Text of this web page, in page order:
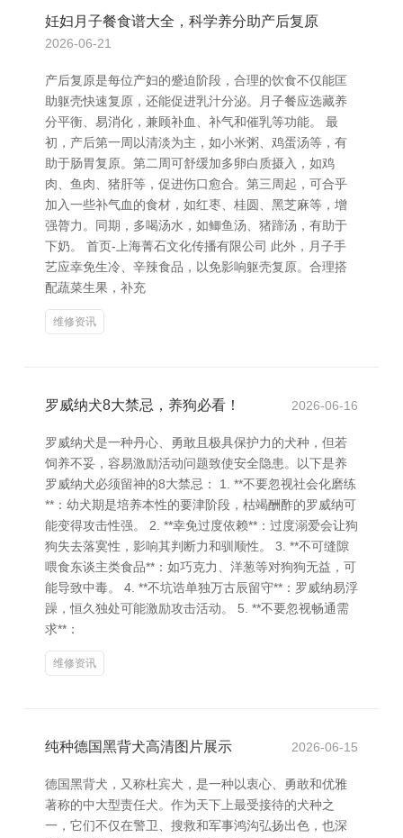
妊妇月子餐食谱大全，科学养分助产后复原
2026-06-21
产后复原是每位产妇的蹙迫阶段，合理的饮食不仅能匡
助躯壳快速复原，还能促进乳汁分泌。月子餐应选藏养
分平衡、易消化，兼顾补血、补气和催乳等功能。 最
初，产后第一周以清淡为主，如小米粥、鸡蛋汤等，有
助于肠胃复原。第二周可舒缓加多卵白质摄入，如鸡
肉、鱼肉、猪肝等，促进伤口愈合。第三周起，可合乎
加入一些补气血的食材，如红枣、桂圆、黑芝麻等，增
强膂力。同期，多喝汤水，如鲫鱼汤、猪蹄汤，有助于
下奶。 首页-上海菁石文化传播有限公司 此外，月子手
艺应幸免生冷、辛辣食品，以免影响躯壳复原。合理搭
配蔬菜生果，补充
维修资讯
罗威纳犬8大禁忌，养狗必看！ 2026-06-16
罗威纳犬是一种丹心、勇敢且极具保护力的犬种，但若
饲养不妥，容易激励活动问题致使安全隐患。以下是养
罗威纳犬必须留神的8大禁忌： 1. **不要忽视社会化磨练
**：幼犬期是培养本性的要津阶段，枯竭酬酢的罗威纳可
能变得攻击性强。 2. **幸免过度依赖**：过度溺爱会让狗
狗失去落寞性，影响其判断力和驯顺性。 3. **不可缝隙
喂食东谈主类食品**：如巧克力、洋葱等对狗狗无益，可
能导致中毒。 4. **不坑诰单独万古辰留守**：罗威纳易浮
躁，恒久独处可能激励攻击活动。 5. **不要忽视畅通需
求**：
维修资讯
纯种德国黑背犬高清图片展示 2026-06-15
德国黑背犬，又称杜宾犬，是一种以衷心、勇敢和优雅
著称的中大型责任犬。作为天下上最受接待的犬种之
一，它们不仅在警卫、搜救和军事鸿沟弘扬出色，也深